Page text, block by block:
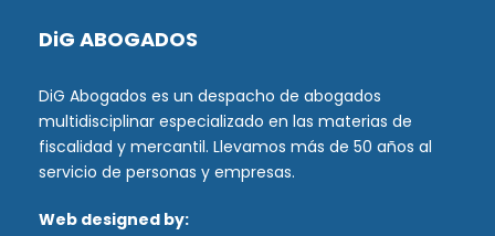
DiG ABOGADOS
DiG Abogados es un despacho de abogados
multidisciplinar especializado en las materias de
fiscalidad y mercantil. Llevamos más de 50 años al
servicio de personas y empresas.
Web designed by: